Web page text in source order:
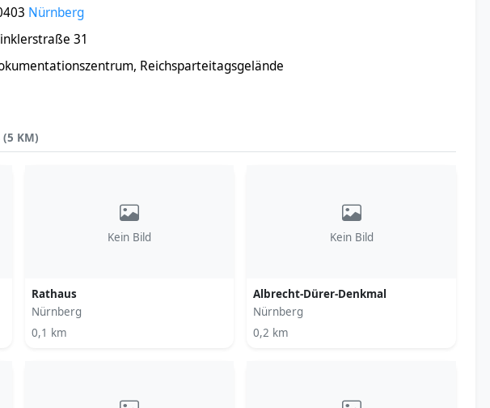
Nürnberg
31
Reichsparteitagsgelände
(5 KM)
Kein Bild
Rathaus
Nürnberg
0,1 km
Kein Bild
Albrecht-Dürer-Denkmal
Nürnberg
0,2 km